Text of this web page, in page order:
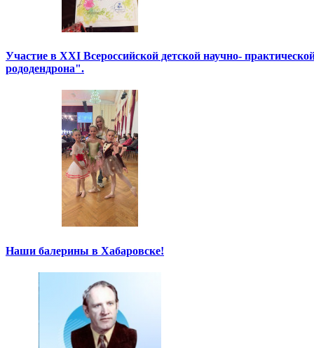
Участие в XXI Всероссийской детской научно-
рододендрона".
Наши балерины в Хабаровске!